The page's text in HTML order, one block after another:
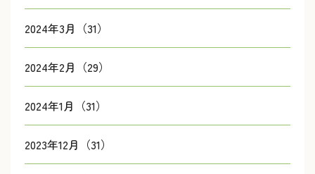
2024年3月（31）
2024年2月（29）
2024年1月（31）
2023年12月（31）